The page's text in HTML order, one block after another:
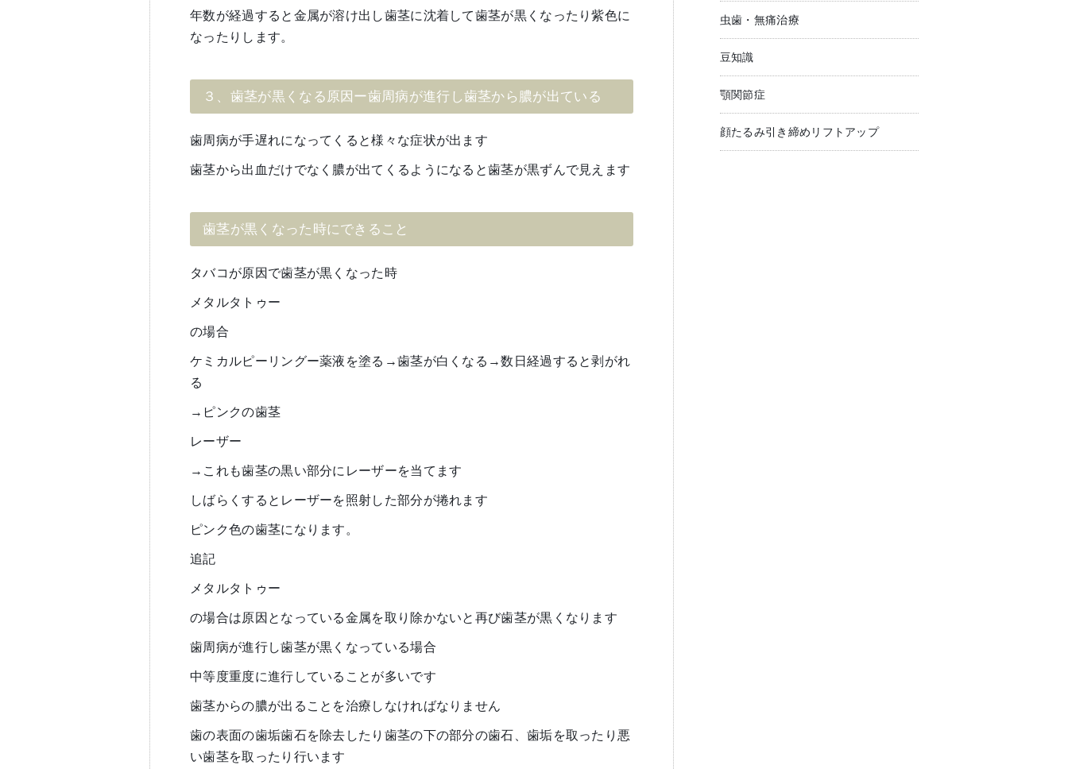
年数が経過すると金属が溶け出し歯茎に沈着して歯茎が黒くなったり紫色に
なったりします。
３、歯茎が黒くなる原因ー歯周病が進行し歯茎から膿が出ている
歯周病が手遅れになってくると様々な症状が出ます
歯茎から出血だけでなく膿が出てくるようになると歯茎が黒ずんで見えます
歯茎が黒くなった時にできること
タバコが原因で歯茎が黒くなった時
メタルタトゥー
の場合
ケミカルピーリングー薬液を塗る→歯茎が白くなる→数日経過すると剥がれ
る
→ピンクの歯茎
レーザー
→これも歯茎の黒い部分にレーザーを当てます
しばらくするとレーザーを照射した部分が捲れます
ピンク色の歯茎になります。
追記
メタルタトゥー
の場合は原因となっている金属を取り除かないと再び歯茎が黒くなります
歯周病が進行し歯茎が黒くなっている場合
中等度重度に進行していることが多いです
歯茎からの膿が出ることを治療しなければなりません
歯の表面の歯垢歯石を除去したり歯茎の下の部分の歯石、歯垢を取ったり悪
い歯茎を取ったり行います
虫歯・無痛治療
豆知識
顎関節症
顔たるみ引き締めリフトアップ